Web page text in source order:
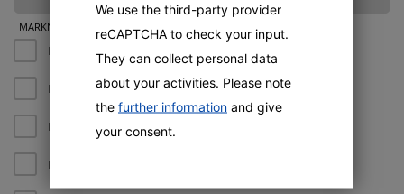
MARKNADER*
Horeca
Matservering
Bageri
Köttmarknad
We use the third-party provider
reCAPTCHA to check your input.
They can collect personal data
about your activities. Please note
the further information and give
your consent.